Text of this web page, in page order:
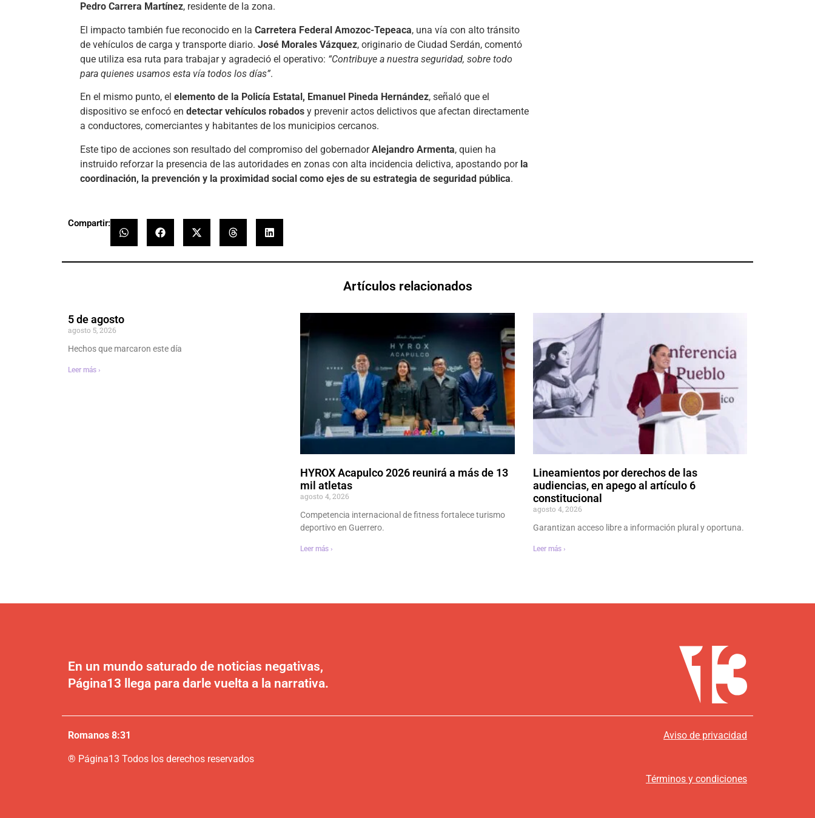
Pedro Carrera Martínez, residente de la zona.
El impacto también fue reconocido en la Carretera Federal Amozoc-Tepeaca, una vía con alto tránsito
de vehículos de carga y transporte diario. José Morales Vázquez, originario de Ciudad Serdán, comentó
que utiliza esa ruta para trabajar y agradeció el operativo: “Contribuye a nuestra seguridad, sobre todo
para quienes usamos esta vía todos los días”.
En el mismo punto, el elemento de la Policía Estatal, Emanuel Pineda Hernández, señaló que el
dispositivo se enfocó en detectar vehículos robados y prevenir actos delictivos que afectan directamente
a conductores, comerciantes y habitantes de los municipios cercanos.
Este tipo de acciones son resultado del compromiso del gobernadorAlejandro Armenta, quien ha
instruido reforzar la presencia de las autoridades en zonas con alta incidencia delictiva, apostando por la
coordinación, la prevención y la proximidad social como ejes de su estrategia de seguridad pública.
Compartir:
Artículos relacionados
5 de agosto
agosto 5, 2026
Hechos que marcaron este día
Leer más ›
HYROX Acapulco 2026 reunirá a más de 13
mil atletas
agosto 4, 2026
Competencia internacional de fitness fortalece turismo
deportivo en Guerrero.
Leer más ›
Lineamientos por derechos de las
audiencias, en apego al artículo 6
constitucional
agosto 4, 2026
Garantizan acceso libre a información plural y oportuna.
Leer más ›
En un mundo saturado de noticias negativas,
Página13 llega para darle vuelta a la narrativa.
Romanos 8:31
® Página13 Todos los derechos reservados
Aviso de privacidad
Términos y condiciones